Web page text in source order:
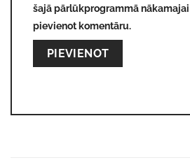
šajā pārlūkprogrammā
pievienot komentāru.